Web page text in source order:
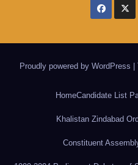
Proudly powered by WordPress
HomeCandidate List
Khalistan Zindabad
Constituent